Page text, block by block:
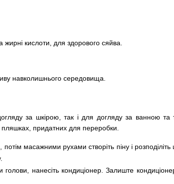
кислоти, для здорового сяйва.
навколишнього середовища.
за шкірою, так і для догляду за ванною
пляшках, придатних для переробки.
масажними рухами створіть піну і
нанесіть кондиціонер. Залиште